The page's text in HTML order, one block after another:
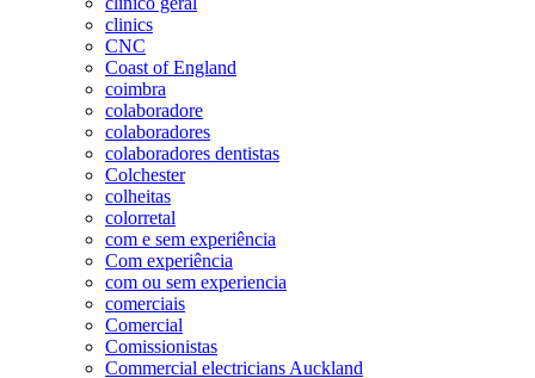
clinics
CNC
Coast of England
coimbra
colaboradore
colaboradores
colaboradores dentistas
Colchester
colheitas
colorretal
com e sem experiência
Com experiência
com ou sem experiencia
comerciais
Comercial
Comissionistas
Commercial electricians Auckland